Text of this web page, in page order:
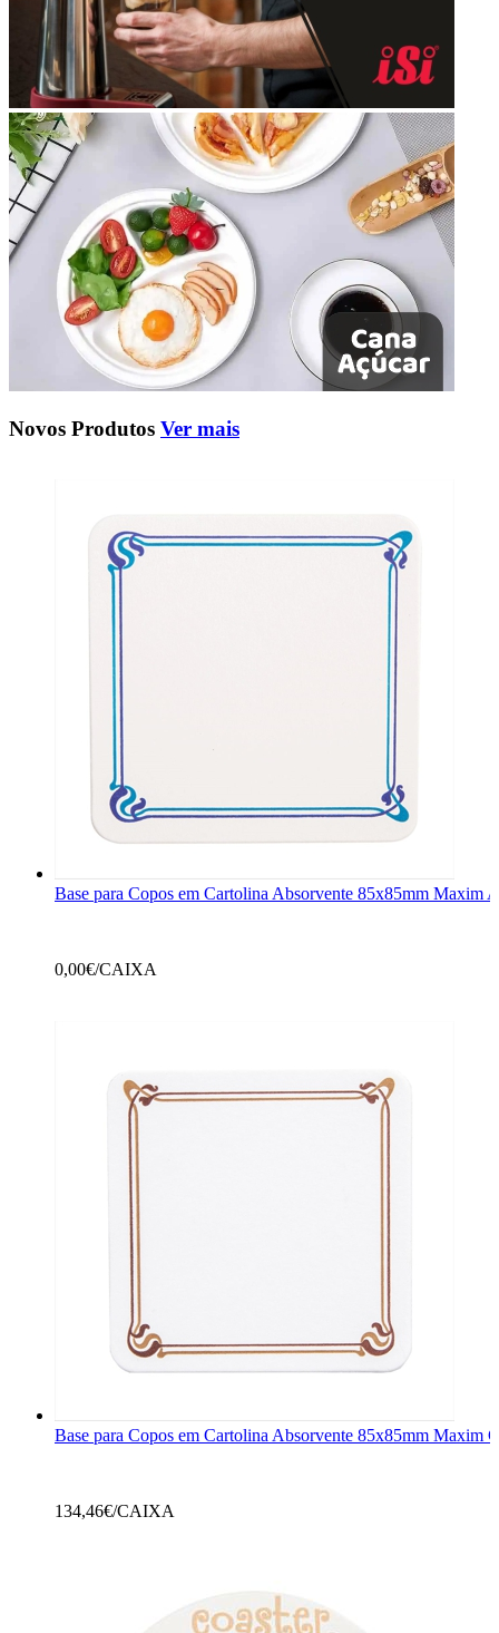
Novos Produtos Ver mais
Base para Copos em Cartolina Absorvente 85x85mm Maxim
0,00€/CAIXA
Base para Copos em Cartolina Absorvente 85x85mm Maxim
134,46€/CAIXA